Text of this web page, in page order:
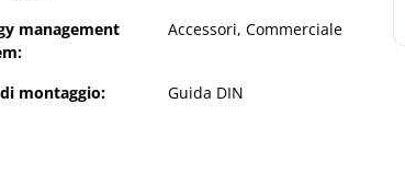
management
Accessori, Commerciale
montaggio: Guida DIN